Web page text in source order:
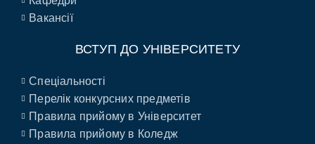
Вакансії
ВСТУП ДО УНІВЕРСИТЕТУ
Спеціальності
Перелік конкурсних предметів
Правила прийому в Університет
Правила прийому в Коледж